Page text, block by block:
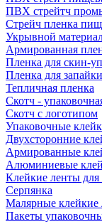
ПВХ стрейтч
Стрейч пленка
Укрывной
Армированная
Пленка для скин-
Пленка для
Тепличная пленка
Скотч -
Скотч с логотипом
Упаковочные
Двухсторонние
Армированные
Алюминиевые
Клейкие ленты для
Серпянка
Малярные клейкие
Пакеты